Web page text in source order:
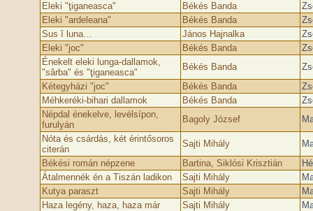
Eleki "ţiganeasca"
Békés Banda
Eleki "ardeleana"
Békés Banda
Sus î luna…
János Hajnalka
Eleki "joc"
Békés Banda
Énekelt eleki lunga-dallamok,
"sârba" és "ţiganeasca"
Békés Banda
Kétegyházi "joc"
Békés Banda
Méhkeréki-bihari dallamok
Békés Banda
Népdal énekelve, levélsípon,
furulyán
Bagoly József
Nóta és csárdás, két érintősoros
citerán
Sajti Mihály
Békési román népzene
Bartina, Siklósi Krisztián
Átalmennék én a Tiszán ladikon
Sajti Mihály
Kutya paraszt
Sajti Mihály
Haza legény, haza, haza már
Sajti Mihály